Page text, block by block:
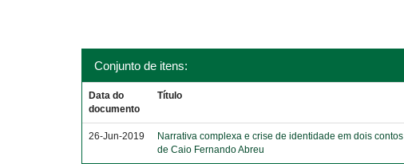
Conjunto de itens:
Data do
documento
Título
26-Jun-2019
Narrativa complexa e crise de identidade em dois contos
de Caio Fernando Abreu